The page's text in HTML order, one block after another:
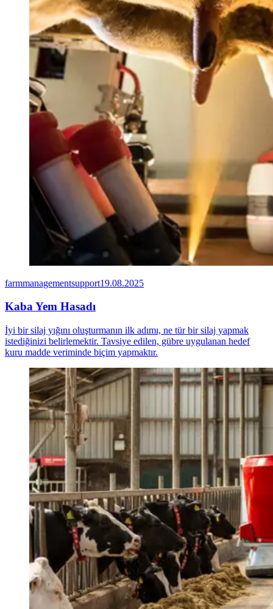
farmmanagementsupport19.08.2025
Kaba Yem Hasadı
İyi bir silaj yığını oluşturmanın ilk adımı, ne tür bir silaj yapmak
istediğinizi belirlemektir. Tavsiye edilen, gübre uygulanan hedef
kuru madde veriminde biçim yapmaktır.